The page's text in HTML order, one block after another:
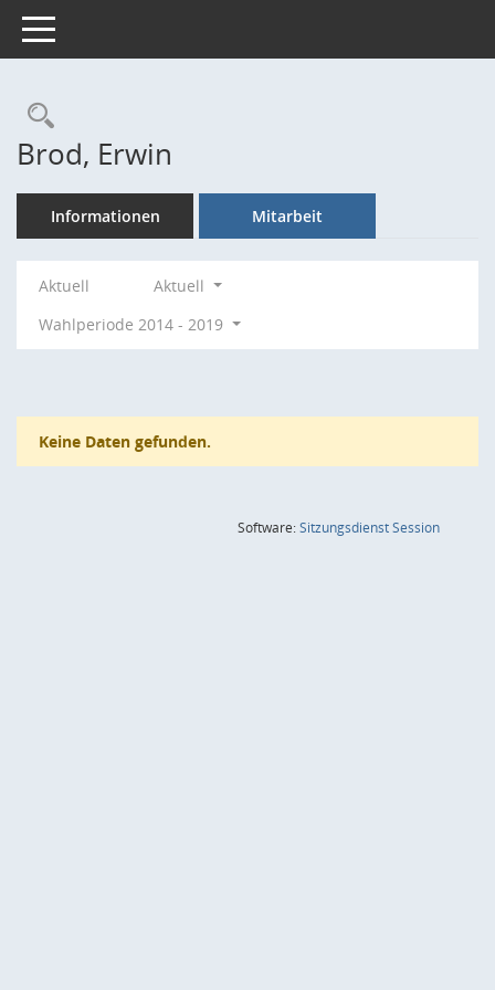
Toggle navigation
Rechercheauswahl
Brod, Erwin
Informationen Mitarbeit
Aktuell
Aktuell
Wahlperiode 2014 - 2019
Keine Daten gefunden.
Software:SitzungsdienstSession(Wird in